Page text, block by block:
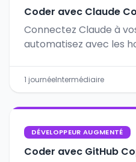
Coder avec Claude
Connectez Claude à
automatisez avec les
projets structurés et
1 journéeIntermédiaire
DÉVELOPPEUR AUGMENTÉ
Coder avec GitHub